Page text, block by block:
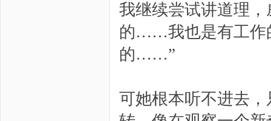
我继续尝试讲道理
的……我也是有工作
的……”
可她根本听不进去